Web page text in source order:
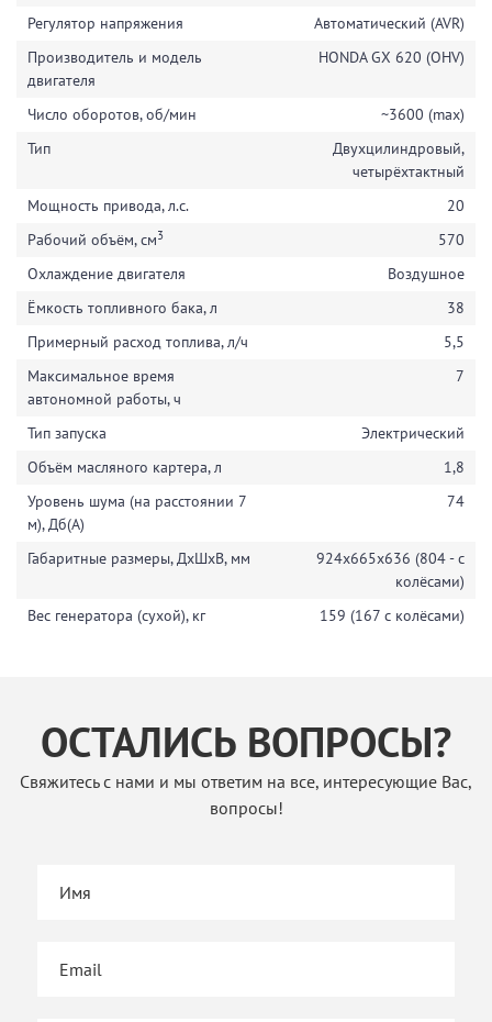
Регулятор напряжения
Автоматический (AVR)
Производитель и модель
двигателя
HONDA GX 620 (OHV)
Число оборотов, об/мин
~3600 (max)
Тип
Двухцилиндровый,
четырёхтактный
Мощность привода, л.с.
20
Рабочий объём, см3
570
Охлаждение двигателя
Воздушное
Ёмкость топливного бака, л
38
Примерный расход топлива, л/ч
5,5
Максимальное время
автономной работы, ч
7
Тип запуска
Электрический
Объём масляного картера, л
1,8
Уровень шума (на расстоянии 7
м), Дб(А)
74
Габаритные размеры, ДхШхВ, мм
924х665х636 (804 - с
колёсами)
Вес генератора (сухой), кг
159 (167 с колёсами)
ОСТАЛИСЬ ВОПРОСЫ?
Свяжитесь с нами и мы ответим на все, интересующие Вас,
вопросы!